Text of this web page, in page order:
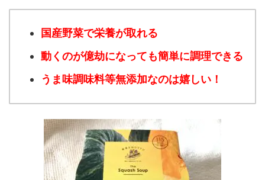
国産野菜で栄養が取れる
動くのが億劫になっても簡単に調理できる
うま味調味料等無添加なのは嬉しい！